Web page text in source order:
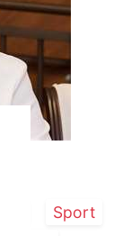
Sport